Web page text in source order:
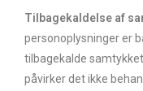
Tilbagekaldelse af
personoplysninger er
tilbagekalde
påvirker det ikke